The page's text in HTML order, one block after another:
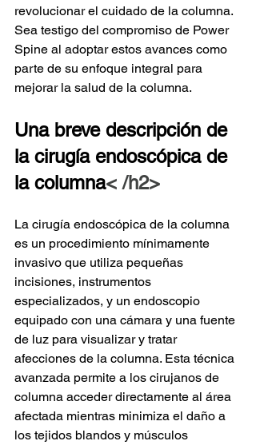
revolucionar el cuidado de la columna.
Sea testigo del compromiso de Power
Spine al adoptar estos avances como
parte de su enfoque integral para
mejorar la salud de la columna.
Una breve descripción de
la cirugía endoscópica de
la columna< /h2>
La cirugía endoscópica de la columna
es un procedimiento mínimamente
invasivo que utiliza pequeñas
incisiones, instrumentos
especializados, y un endoscopio
equipado con una cámara y una fuente
de luz para visualizar y tratar
afecciones de la columna. Esta técnica
avanzada permite a los cirujanos de
columna acceder directamente al área
afectada mientras minimiza el daño a
los tejidos blandos y músculos